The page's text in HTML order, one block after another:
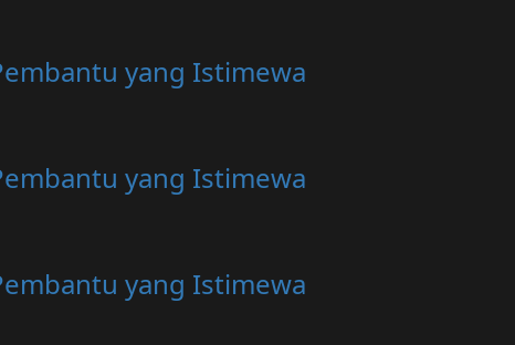
yang Istimewa
yang Istimewa
yang Istimewa